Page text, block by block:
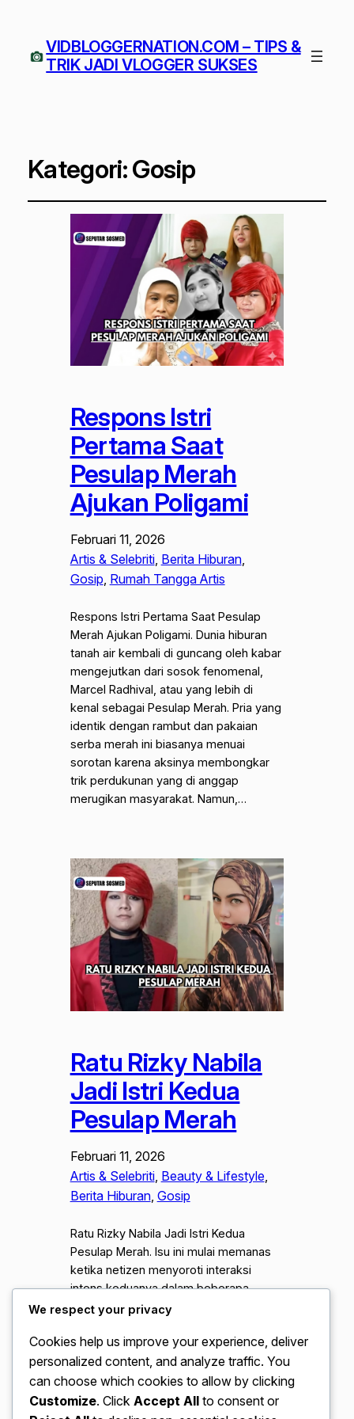
VIDBLOGGERNATION.COM – TIPS &
TRIK JADI VLOGGER SUKSES
Kategori:Gosip
Respons Istri
Pertama Saat
Pesulap Merah
Ajukan Poligami
Februari 11, 2026
Artis & Selebriti, Berita Hiburan
Gosip, Rumah Tangga Artis
Respons Istri Pertama Saat Pesulap
Merah Ajukan Poligami. Dunia hiburan
tanah air kembali di guncang oleh kabar
mengejutkan dari sosok fenomenal,
Marcel Radhival, atau yang lebih di
kenal sebagai Pesulap Merah. Pria yang
identik dengan rambut dan pakaian
serba merah ini biasanya menuai
sorotan karena aksinya membongkar
trik perdukunan yang di anggap
merugikan masyarakat. Namun,…
Ratu Rizky Nabila
Jadi Istri Kedua
Pesulap Merah
Februari 11, 2026
Artis & Selebriti, Beauty & Lifestyle
Berita Hiburan, Gosip
Ratu Rizky Nabila Jadi Istri Kedua
Pesulap Merah. Isu ini mulai memanas
ketika netizen menyoroti interaksi
intens keduanya dalam beberapa
unggahan di media sosial, yang di
profesional biasa. Foto-foto yang
memperlihatkan kebersamaan mereka
di sebuah acara privat memicu
spekulasi liar, hingga muncul dugaan
bahwa keduanya telah melangsungkan
We respect your privacy
Cookies help us improve your experience, deliver
personalized content, and analyze traffic. You
can choose which cookies to allow by clicking
Customize. Click Accept All to consent or